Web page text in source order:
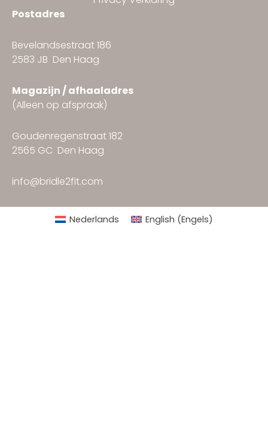
Postadres
Bevelandsestraat 186
2583 JB Den Haag
Magazijn / afhaaladres
(Alleen op afspraak)
Goudenregenstraat 182
2565 GC Den Haag
info@bridle2fit.com
Nederlands English (Engels)